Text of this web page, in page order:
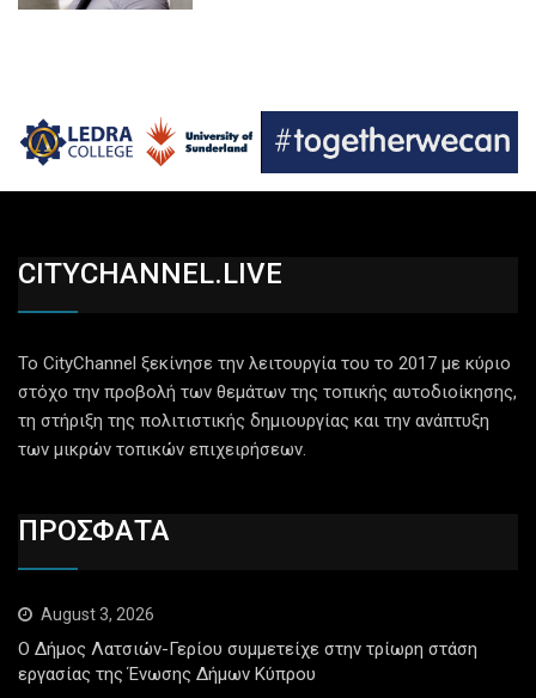
CITYCHANNEL.LIVE
Το CityChannel ξεκίνησε την λειτουργία του το 2017 με κύριο
στόχο την προβολή των θεμάτων της τοπικής αυτοδιοίκησης,
τη στήριξη της πολιτιστικής δημιουργίας και την ανάπτυξη
των μικρών τοπικών επιχειρήσεων.
ΠΡΟΣΦΑΤΑ
August 3, 2026
Ο Δήμος Λατσιών-Γερίου συμμετείχε στην τρίωρη στάση
εργασίας της Ένωσης Δήμων Κύπρου